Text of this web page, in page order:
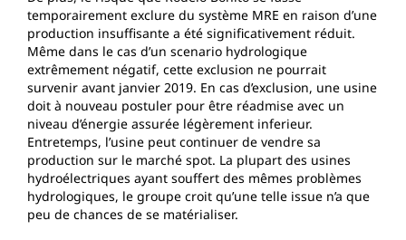
temporairement exclure du système MRE en raison d’une
production insuffisante a été significativement réduit.
Même dans le cas d’un scenario hydrologique
extrêmement négatif, cette exclusion ne pourrait
survenir avant janvier 2019. En cas d’exclusion, une usine
doit à nouveau postuler pour être réadmise avec un
niveau d’énergie assurée légèrement inferieur.
Entretemps, l’usine peut continuer de vendre sa
production sur le marché spot. La plupart des usines
hydroélectriques ayant souffert des mêmes problèmes
hydrologiques, le groupe croit qu’une telle issue n’a que
peu de chances de se matérialiser.